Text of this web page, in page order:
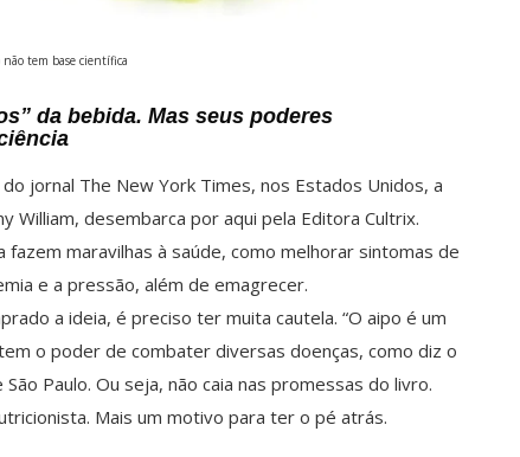
não tem base científica
da bebida. Mas seus poderes
jornal The New York Times, nos Estados Unidos, a
William, desembarca por aqui pela Editora Cultrix.
maravilhas à saúde, como melhorar sintomas de
e a pressão, além de emagrecer.
a ideia, é preciso ter muita cautela. “O aipo é um
o poder de combater diversas doenças, como diz o
Paulo. Ou seja, não caia nas promessas do livro.
Mais um motivo para ter o pé atrás.